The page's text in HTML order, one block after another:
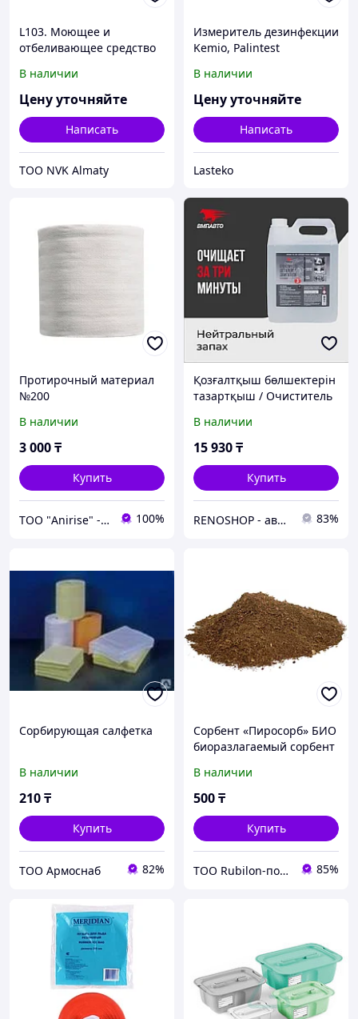
L103. Моющее и
отбеливающее средство
В наличии
Цену уточняйте
Написать
ТОО NVK Almaty
Измеритель дезинфекции
Kemio, Palintest
В наличии
Цену уточняйте
Написать
Lasteko
Протирочный материал
№200
В наличии
3 000₸
Купить
ТОО "Anirise" - изделия медицинского назначения 100%
Қозғалтқыш бөлшектерін
тазартқыш / Очиститель
деталей VMPAUTO 5л.
(3шт) 9409
В наличии
15 930₸
Купить
RENOSHOP - автозапчасти, тюнинг и аксессуары для автомобилей Renault, Largus, X-Ray, Vesta. 83%
Сорбирующая салфетка
В наличии
210₸
Купить
ТОО Армоснаб 82%
Сорбент «Пиросорб» БИО
биоразлагаемый сорбент
нефтепродуктов
В наличии
500₸
Купить
ТОО Rubilon-поставщик №1 85%